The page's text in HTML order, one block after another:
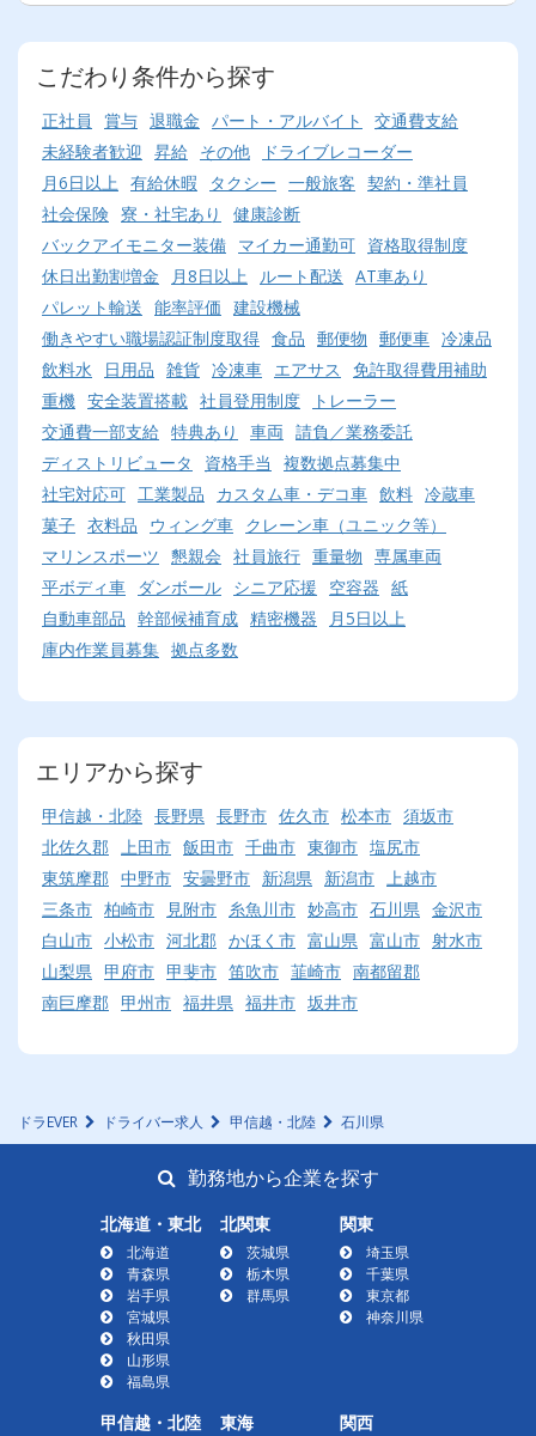
こだわり条件から探す
正社員 賞与 退職金 パート・アルバイト
交通費支給
未経験者歓迎 昇給 その他
ドライブレコーダー
月6日以上 有給休暇 タクシー 一般旅客 契約・準社員
社会保険 寮・社宅あり
健康診断
バックアイモニター装備 マイカー通勤可 資格取得制度
休日出勤割増金
月8日以上 ルート配送 AT車あり
パレット輸送 能率評価 建設機械
働きやすい職場認証制度取得 食品 郵便物 郵便車 冷凍品
飲料水
日用品 雑貨 冷凍車 エアサス
免許取得費用補助
重機 安全装置搭載 社員登用制度
トレーラー
交通費一部支給 特典あり 車両 請負／業務委託
ディストリビュータ
資格手当
複数拠点募集中
社宅対応可 工業製品 カスタム車・デコ車 飲料 冷蔵車
菓子 衣料品 ウィング車 クレーン車（ユニック等）
マリンスポーツ 懇親会 社員旅行 重量物 専属車両
平ボディ車
ダンボール シニア応援 空容器 紙
自動車部品 幹部候補育成 精密機器
月5日以上
庫内作業員募集 拠点多数
エリアから探す
甲信越・北陸 長野県 長野市 佐久市 松本市 須坂市
北佐久郡 上田市 飯田市 千曲市 東御市 塩尻市
東筑摩郡 中野市 安曇野市 新潟県 新潟市 上越市
三条市 柏崎市 見附市 糸魚川市 妙高市 石川県 金沢市
白山市 小松市 河北郡 かほく市 富山県 富山市 射水市
山梨県 甲府市 甲斐市 笛吹市 韮崎市 南都留郡
南巨摩郡 甲州市 福井県 福井市 坂井市
ドラEVER ドライバー求人 甲信越・北陸 石川県
勤務地から企業を探す
北海道・東北
北海道
青森県
岩手県
宮城県
秋田県
山形県
福島県
北関東
茨城県
栃木県
群馬県
関東
埼玉県
千葉県
東京都
神奈川県
甲信越・北陸 東海 関西